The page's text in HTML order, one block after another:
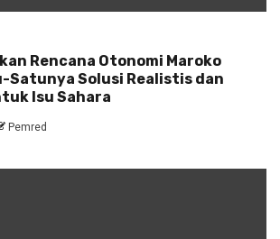
Rencana Otonomi Maroko
Satunya Solusi Realistis dan
Isu Sahara
Pemred